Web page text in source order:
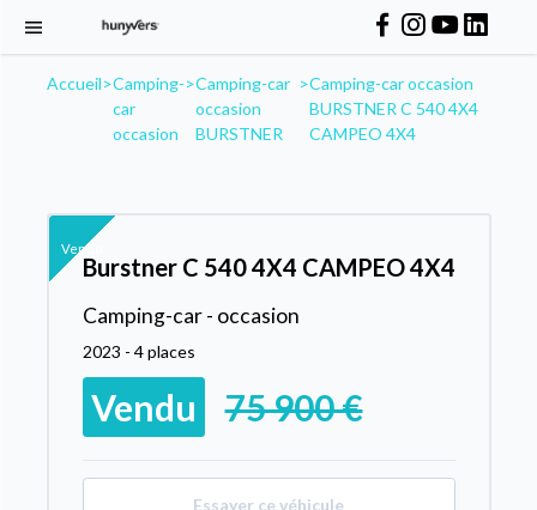
Accueil>Camping-
car
occasion
>Camping-car
occasion
BURSTNER
>Camping-car occasion
BURSTNER C 540 4X4
CAMPEO 4X4
Vendu
Burstner C 540 4X4 CAMPEO 4X4
Camping-car - occasion
2023 - 4 places
Vendu 75 900 €
Essayer ce véhicule